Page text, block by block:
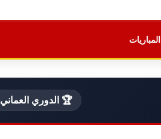
المباريات
🏆 الدوري العماني